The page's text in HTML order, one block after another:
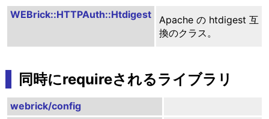
WEBrick::HTTPAuth::Htdigest
Apache の htdigest 互
換のクラス。
同時にrequireされるライブラリ
webrick/config